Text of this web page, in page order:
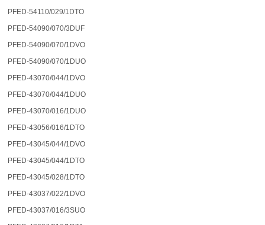
PFED-54110/029/1DTO
PFED-54090/070/3DUF
PFED-54090/070/1DVO
PFED-54090/070/1DUO
PFED-43070/044/1DVO
PFED-43070/044/1DUO
PFED-43070/016/1DUO
PFED-43056/016/1DTO
PFED-43045/044/1DVO
PFED-43045/044/1DTO
PFED-43045/028/1DTO
PFED-43037/022/1DVO
PFED-43037/016/3SUO